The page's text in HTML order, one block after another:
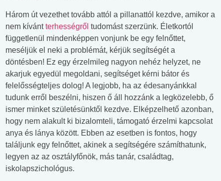
Három út vezethet tovább attól a pillanattól kezdve, amikor a
nem kívántterhességről tudomást szerzünk. Életkortól
függetlenül mindenképpen vonjunk be egy felnőttet,
meséljük el neki a problémát, kérjük segítségét a
döntésben! Ez egy érzelmileg nagyon nehéz helyzet, ne
akarjuk egyedül megoldani, segítséget kérni bátor és
felelősségteljes dolog! A legjobb, ha az édesanyánkkal
tudunk erről beszélni, hiszen ő áll hozzánk a legközelebb, ő
ismer minket születésünktől kezdve. Elképzelhető azonban,
hogy nem alakult ki bizalomteli, támogató érzelmi kapcsolat
anya és lánya között. Ebben az esetben is fontos, hogy
találjunk egy felnőttet, akinek a segítségére számíthatunk,
legyen az az osztályfőnök, más tanár, családtag,
iskolapszichológus.